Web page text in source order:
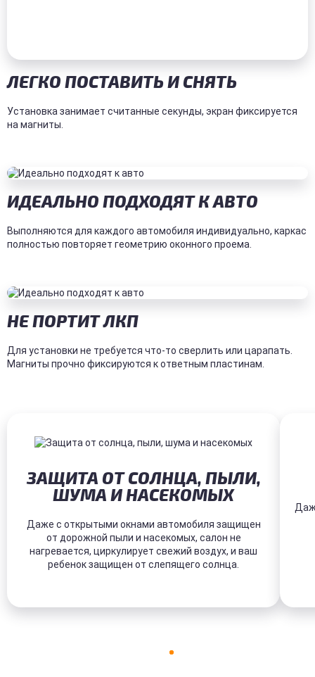
ЛЕГКО ПОСТАВИТЬ И СНЯТЬ
Установка занимает считанные секунды, экран фиксируется
на магниты.
ИДЕАЛЬНО ПОДХОДЯТ К АВТО
Выполняются для каждого автомобиля индивидуально, каркас
полностью повторяет геометрию оконного проема.
НЕ ПОРТИТ ЛКП
Для установки не требуется что-то сверлить или царапать.
Магниты прочно фиксируются к ответным пластинам.
ЗАЩИТА ОТ СОЛНЦА, ПЫЛИ,
ШУМА И НАСЕКОМЫХ
Даже с открытыми окнами автомобиля защищен
от дорожной пыли и насекомых, салон не
нагревается, циркулирует свежий воздух, и ваш
ребенок защищен от слепящего солнца.